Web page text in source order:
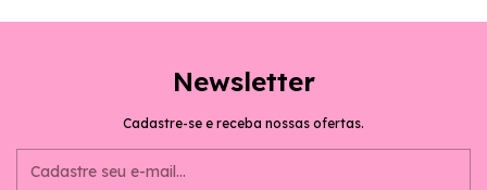
Newsletter
Cadastre-se e receba nossas ofertas.